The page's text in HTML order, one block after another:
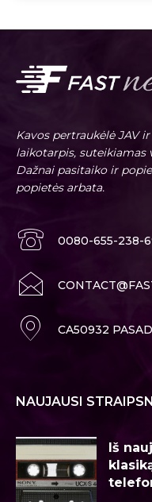
Kavos pertraukėlė JAV
laikotarpis, suteikiamas
Dažnai pasitaiko ir
popietės arbata.
0080-655-238-
CA50932
NAUJAUSI
Iš